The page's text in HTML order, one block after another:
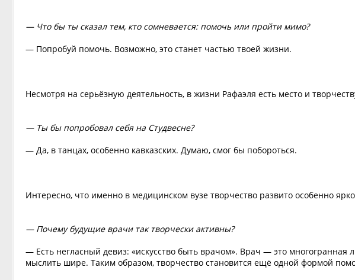
— Что бы ты сказал тем, кто сомневается: помочь или пройти мимо?
— Попробуй помочь. Возможно, это станет частью твоей жизни.
Несмотря на серьёзную деятельность, в жизни Рафаэля есть место и
— Ты бы попробовал себя на Студвесне?
— Да, в танцах, особенно кавказских. Думаю, смог бы побороться.
Интересно, что именно в медицинском вузе творчество развито особенно
— Почему будущие врачи так творчески активны?
— Есть негласный девиз: «искусство быть врачом». Врач — это многогранная
мыслить шире. Таким образом, творчество становится ещё одной формой